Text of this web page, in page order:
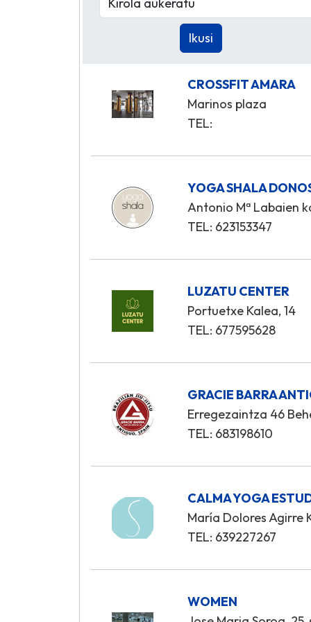
CROSSFIT AMARA
Marinos plaza
TEL:
YOGA SHALA
Antonio Mª Labaien
TEL: 623153347
LUZATU CENTER
Portuetxe Kalea, 14
TEL: 677595628
GRACIE BARRA
Erregezaintza 46
TEL: 683198610
CALMA YOGA
María Dolores Agirre
TEL: 639227267
WOMEN